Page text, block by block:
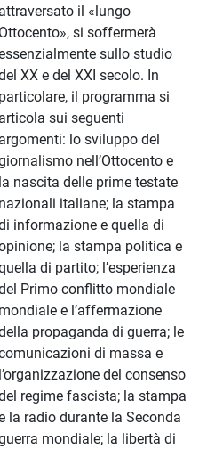
attraversato il «lungo
Ottocento», si soffermerà
sullo studio
XX e del XXI secolo. In
particolare, il programma si
articola sui seguenti
argomenti: lo sviluppo del
nell’Ottocento e
la nascita delle prime testate
nazionali italiane; la stampa
informazione e quella di
la stampa politica e
di partito; l’esperienza
Primo conflitto mondiale
mondiale e l’affermazione
propaganda di guerra; le
di massa e
l’organizzazione del consenso
regime fascista; la stampa
la radio durante la Seconda
mondiale; la libertà di